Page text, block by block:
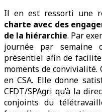
Il en est ressorti une
charte avec des
de la hiérarchie. Par
journée par
présentiel afin de
moments de convivialité.
en CSA. Elle donne
CFDT/SPAgri qu’à la
conjoints du